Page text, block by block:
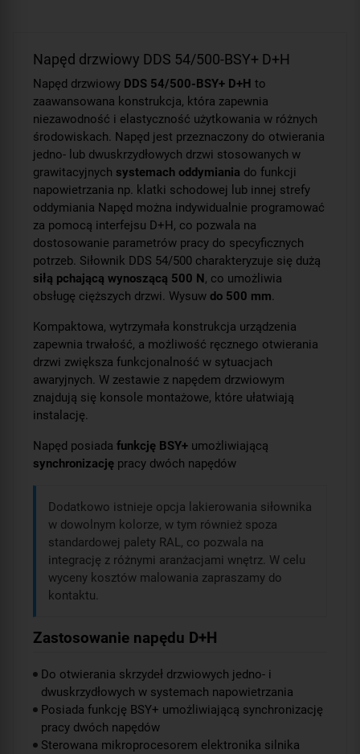
Napęd drzwiowy DDS 54/500-BSY+ D+H
Napęd drzwiowy DDS 54/500-BSY+ D+H to
zaawansowana konstrukcja, która zapewnia
niezawodność i elastyczność użytkowania w różnych
środowiskach. Napęd jest przeznaczony do otwierania
jedno- lub dwuskrzydłowych drzwi stosowanych w
grawitacyjnych systemach oddymiania do funkcji
napowietrzania np. klatki schodowej lub innej strefy
oddymiania Napęd można indywidualnie programować
za pomocą interfejsu D+H, co pozwala na
dostosowanie parametrów pracy do specyficznych
potrzeb. Siłownik DDS 54/500 charakteryzuje się dużą
siłą pchającą wynoszącą 500 N, co umożliwia
obsługę cięższych drzwi. Wysuw do 500 mm.
Kompaktowa, wytrzymała konstrukcja urządzenia
zapewnia trwałość, a możliwość ręcznego otwierania
drzwi zwiększa funkcjonalność w sytuacjach
awaryjnych. W zestawie z napędem drzwiowym
znajdują się konsole montażowe, które ułatwiają
instalację.
Napęd posiada funkcję BSY+ umożliwiającą
synchronizację pracy dwóch napędów
Dodatkowo istnieje opcja lakierowania siłownika
w dowolnym kolorze, w tym również spoza
standardowej palety RAL, co pozwala na
integrację z różnymi aranżacjami wnętrz. W celu
wyceny kosztów malowania zapraszamy do
kontaktu.
Zastosowanie napędu D+H
Do otwierania skrzydeł drzwiowych jedno- i
dwuskrzydłowych w systemach napowietrzania
Posiada funkcję BSY+ umożliwiającą synchronizację
pracy dwóch napędów
Sterowana mikroprocesorem elektronika silnika